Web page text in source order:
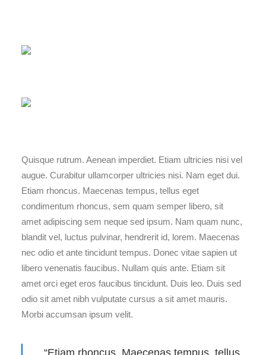
Quisque rutrum. Aenean imperdiet. Etiam ultricies nisi vel
augue. Curabitur ullamcorper ultricies nisi. Nam eget dui.
Etiam rhoncus. Maecenas tempus, tellus eget
condimentum rhoncus, sem quam semper libero, sit
amet adipiscing sem neque sed ipsum. Nam quam nunc,
blandit vel, luctus pulvinar, hendrerit id, lorem. Maecenas
nec odio et ante tincidunt tempus. Donec vitae sapien ut
libero venenatis faucibus. Nullam quis ante. Etiam sit
amet orci eget eros faucibus tincidunt. Duis leo. Duis sed
odio sit amet nibh vulputate cursus a sit amet mauris.
Morbi accumsan ipsum velit.
“Etiam rhoncus. Maecenas tempus, tellus